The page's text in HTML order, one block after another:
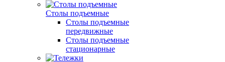
Столы подъемные
Столы подъемные
передвижные
Столы подъемные
стационарные